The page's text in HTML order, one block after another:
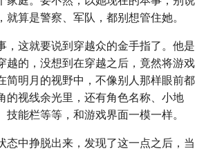
就算是警察、军队，都别想管住她。
，这就要说到穿越众的金手指了。他是
越的，没想到在穿越之后，竟然将游戏
简明月的视野中，不像别人那样眼前都
的视线余光里，还有角色名称、小地
技能栏等等，和游戏界面一模一样。
态中挣脱出来，发现了这一点之后，当